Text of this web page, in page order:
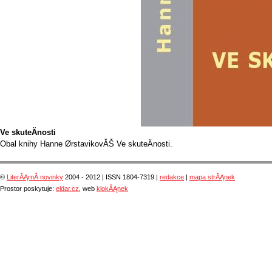
Ve skuteÄnosti
Obal knihy Hanne ØrstavikovĂŠ Ve skuteÄnosti.
© LiterĂĄrnĂ­ novinky 2004 - 2012 | ISSN 1804-7319 | redakce
mapa strĂĄnek
Prostor poskytuje: eldar.cz , web klokĂĄnek